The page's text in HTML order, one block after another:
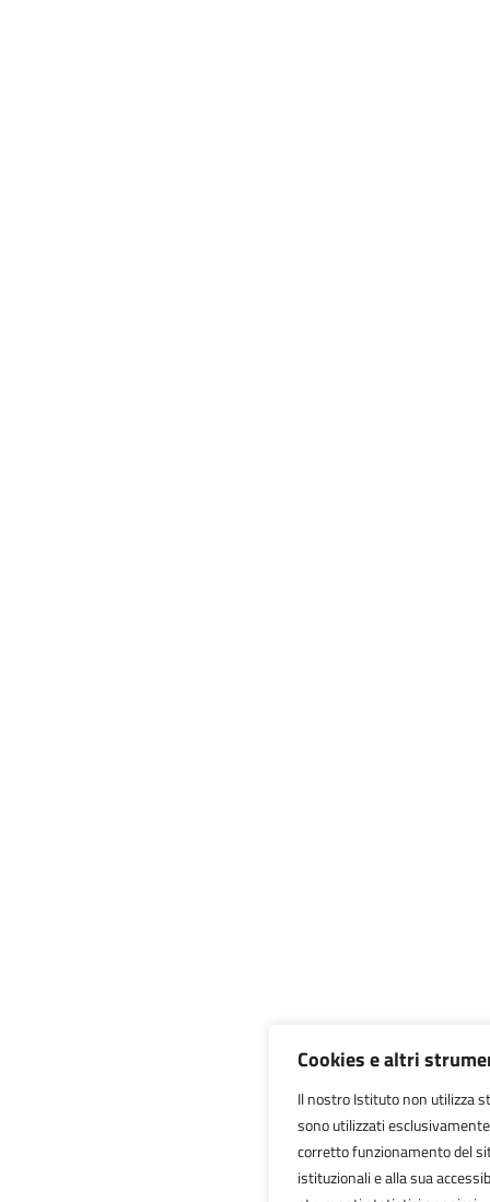
Cookies e altri
Il nostro Istituto non utilizza
sono utilizzati
corretto funzionamento del
istituzionali e alla sua